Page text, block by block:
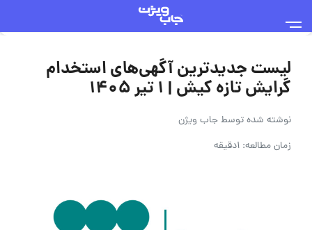
لیست جدیدترین آگهی‌های استخدام
گرایش تازه کیش | ۱ تیر ۱۴۰۵
نوشته شده توسطجاب ویژن
زمان مطالعه: 1دقیقه